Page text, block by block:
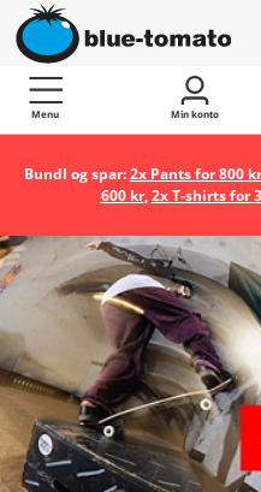
Menu Min konto
Bundl og spar:2x Pants for 800 kr
600 kr,2x T-shirts for